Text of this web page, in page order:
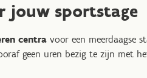
jouw sportstage
centra voor een meerdaagse
geen uren bezig te zijn met